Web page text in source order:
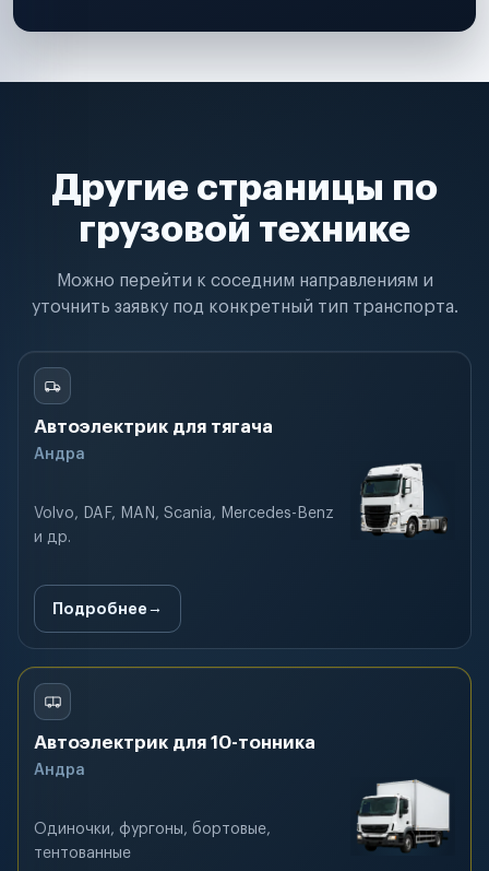
Другие страницы по
грузовой технике
Можно перейти к соседним направлениям и
уточнить заявку под конкретный тип транспорта.
Автоэлектрик для тягача
Андра
Volvo, DAF, MAN, Scania, Mercedes-Benz
и др.
Подробнее
Автоэлектрик для 10-тонника
Андра
Одиночки, фургоны, бортовые,
тентованные